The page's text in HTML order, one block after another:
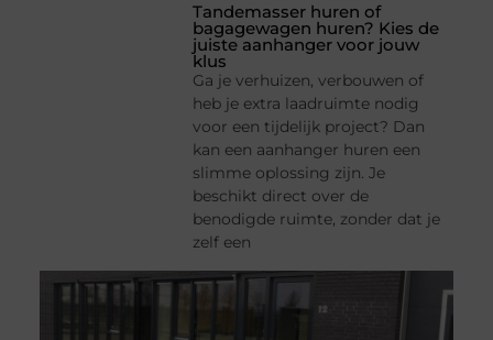
Tandemasser huren of
bagagewagen huren? Kies de
juiste aanhanger voor jouw
klus
Ga je verhuizen, verbouwen of
heb je extra laadruimte nodig
voor een tijdelijk project? Dan
kan een aanhanger huren een
slimme oplossing zijn. Je
beschikt direct over de
benodigde ruimte, zonder dat je
zelf een